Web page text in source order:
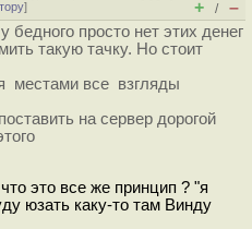
] + / –
просто нет этих денег
такую тачку. Но стоит
местами все взгляды
на сервер дорогой
это все же принцип ? "я
юзать каку-то там Винду